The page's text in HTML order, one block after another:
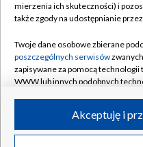
Naziemna Telewizja
Rada Programowa
System NOS
Informacje o nadawcy
Program dla prasy
©2026 Telewizja
mierzenia ich skuteczności) i
także zgody na udostępnianie
Twoje dane osobowe zbierane
poszczególnych serwisów
zapisywane za pomocą
WWW lub innych podobnych
ruchu w Internecie.Akceptuję i